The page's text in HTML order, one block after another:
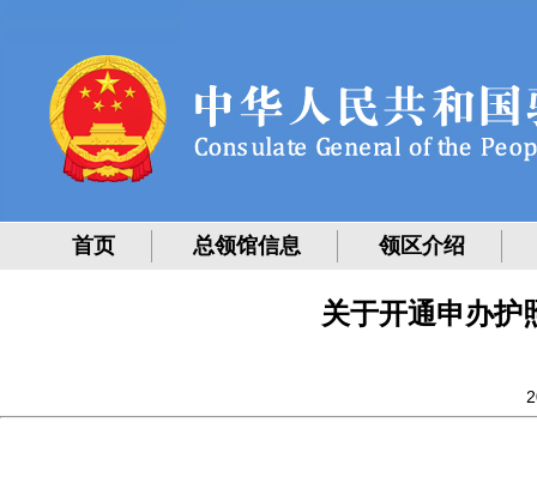
首页 总领馆信息 领区介绍
关于开通申办护